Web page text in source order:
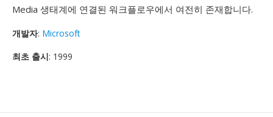
Media 생태계에 연결된 워크플로우에서 여전히 존재합니다.
개발자: Microsoft
최초 출시: 1999